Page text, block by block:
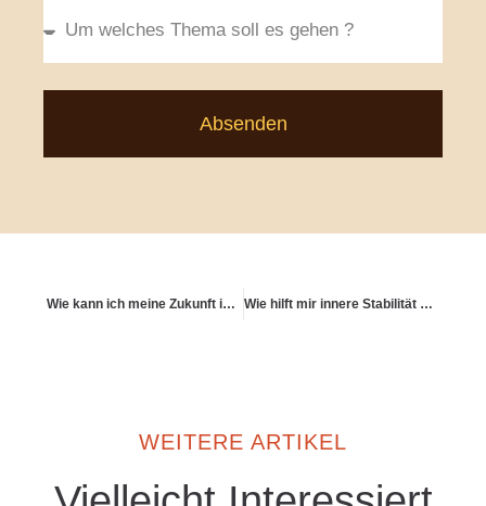
Absenden
Wie kann ich meine Zukunft im Alltag gestalten? Wie hilft mir innere Stabilität bei finanziellen Entscheidungen?
WEITERE ARTIKEL